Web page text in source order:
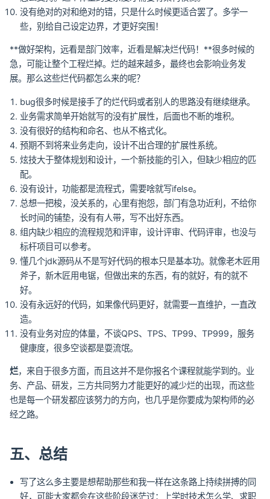
没有绝对的对和绝对的错，只是什么时候更适合罢了。多学一
些，别给自己设定边界，才更好突围！
**做好架构，远看是部门效率，近看是解决烂代码！**很多时候的
急，可能让整个工程烂掉。烂的越来越多，最终也会影响业务发
展。那么这些烂代码都怎么来的呢？
bug很多时候是接手了的烂代码或者别人的思路没有继续继承。
业务需求简单开始就写的没有扩展性，后面也不断的堆积。
没有很好的结构和命名、也从不格式化。
预期不到将来业务走向，设计不出合理的扩展性系统。
炫技大于整体规划和设计，一个新技能的引入，但缺少相应的匹
配。
没有设计，功能都是流程式，需要啥就写ifelse。
总想一把梭，没关系的，心里有抱怨，部门有急功近利，不给你
长时间的铺垫，没有有人带，写不出好东西。
组内缺少相应的流程规范和评审，设计评审、代码评审，也没与
标杆项目可以参考。
懂几个jdk源码从不是写好代码的根本只是基本功。就像老木匠用
斧子，新木匠用电锯，但做出来的东西，有的就好，有的就不
好。
没有永远好的代码，如果像代码更好，就需要一直维护，一直改
造。
没有业务对应的体量，不谈QPS、TPS、TP99、TP999，服务
健康度，很多空谈都是耍流氓。
烂，来自于很多方面，而且这并不是你报名个课程就能学到的。业
务、产品、研发，三方共同努力才能更好的减少烂的出现，而这些
也是每一个研发都应该努力的方向，也几乎是你要成为架构师的必
经之路。
五、总结
写了这么多主要是想帮助那些和我一样在这条路上持续拼搏的同
好，可能大家都会在这些阶段迷茫过：上学时技术怎么学、求职